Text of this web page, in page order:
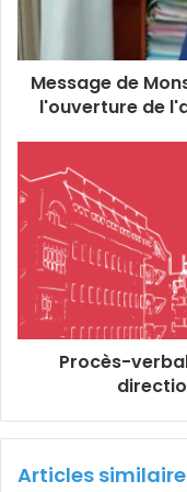
Message de
l'ouverture de
Procès-
Articles